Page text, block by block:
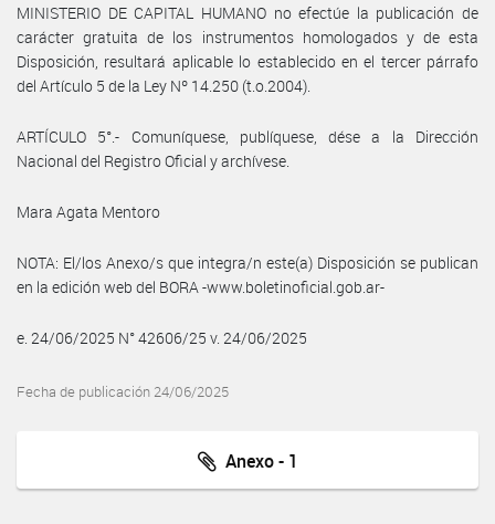
MINISTERIO DE CAPITAL HUMANO no efectúe la publicación de
carácter gratuita de los instrumentos homologados y de esta
Disposición, resultará aplicable lo establecido en el tercer párrafo
del Artículo 5 de la Ley Nº 14.250 (t.o.2004).
ARTÍCULO 5°.- Comuníquese, publíquese, dése a la Dirección
Nacional del Registro Oficial y archívese.
Mara Agata Mentoro
NOTA: El/los Anexo/s que integra/n este(a) Disposición se publican
en la edición web del BORA -www.boletinoficial.gob.ar-
e. 24/06/2025 N° 42606/25 v. 24/06/2025
Fecha de publicación 24/06/2025
Anexo - 1